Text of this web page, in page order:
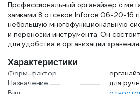
Профессиональный органайзер с
замками 8 отсеков Inforce 06-20-16
небольшую многофункциональную
и переноски инструмента. Он
для удобства в организации хранения.
Характеристики
Форм-фактор
Назначение
для